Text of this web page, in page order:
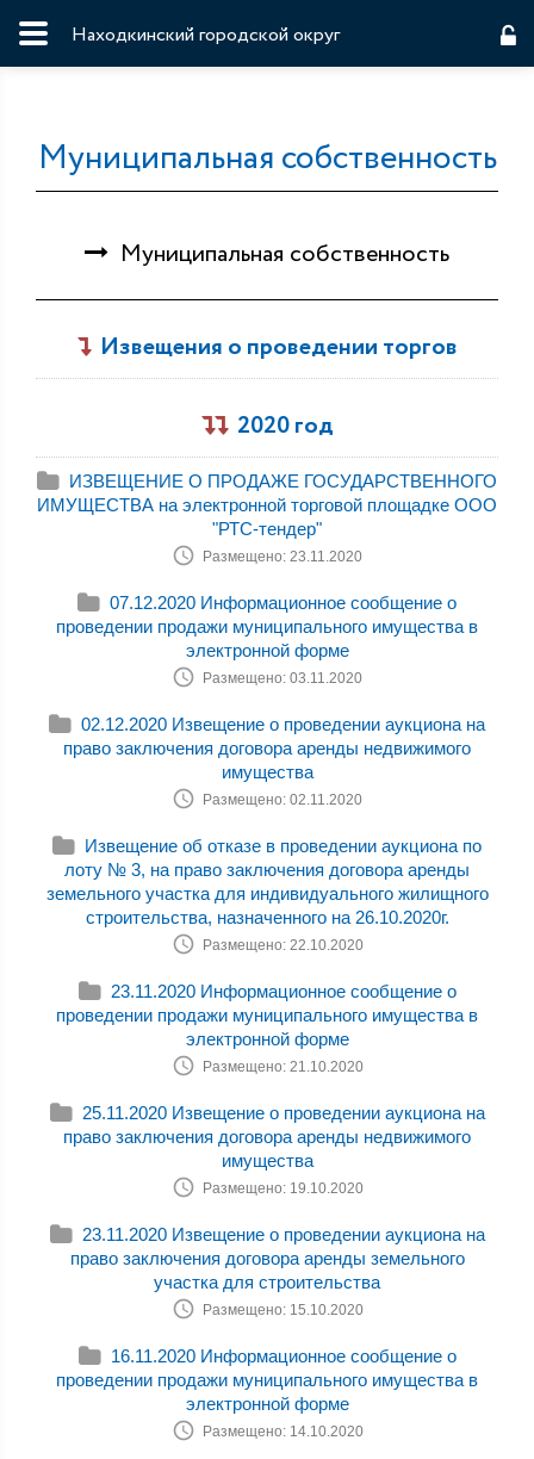
Находкинский городской округ
Муниципальная собственность
Муниципальная собственность
Извещения о проведении торгов
2020 год
ИЗВЕЩЕНИЕ О ПРОДАЖЕ ГОСУДАРСТВЕННОГО
ИМУЩЕСТВА на электронной торговой площадке ООО
"РТС-тендер"
Размещено: 23.11.2020
07.12.2020 Информационное сообщение о
проведении продажи муниципального имущества в
электронной форме
Размещено: 03.11.2020
02.12.2020 Извещение о проведении аукциона на
право заключения договора аренды недвижимого
имущества
Размещено: 02.11.2020
Извещение об отказе в проведении аукциона по
лоту № 3, на право заключения договора аренды
земельного участка для индивидуального жилищного
строительства, назначенного на 26.10.2020г.
Размещено: 22.10.2020
23.11.2020 Информационное сообщение о
проведении продажи муниципального имущества в
электронной форме
Размещено: 21.10.2020
25.11.2020 Извещение о проведении аукциона на
право заключения договора аренды недвижимого
имущества
Размещено: 19.10.2020
23.11.2020 Извещение о проведении аукциона на
право заключения договора аренды земельного
участка для строительства
Размещено: 15.10.2020
16.11.2020 Информационное сообщение о
проведении продажи муниципального имущества в
электронной форме
Размещено: 14.10.2020